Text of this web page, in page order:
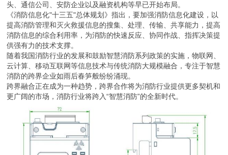
头、通信公司、安防企业以及融资机构等早已开始布局。
《消防信息化"十三五"总体规划》指出，要加强消防信息化建设，以
提高消防管理和灭火救援信息的搜集、处理、传输、共享能力，提高
消防信息的综合利用率，为消防的快速反应、协同作战、指挥决策提
供强有力的技术支撑。
随着我国消防行业的发展和鼓励智慧消防系列政策的实施，物联网、
云计算、移动互联网等信息技术与传统消防大规模融合，专注于智慧
消防的跨界企业如雨后春笋般纷纷涌现。
跨界融合正在成为一种趋势，跨界合作将为消防行业提供更多契机和
更广阔的市场，消防行业将跨入“智慧消防”的全新时代。